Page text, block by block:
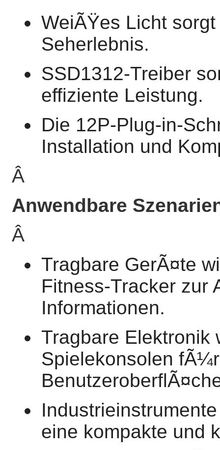
WeiÃŸes Licht
Seherlebnis.
SSD1312-Treiber
effiziente Leistung.
Die 12P-Plug-in-
Installation und
Â
Anwendbare
Â
Tragbare GerÃ¤te
Fitness-Tracker zur
Informationen.
Tragbare Elektronik
Spielekonsolen
eine kompakte und